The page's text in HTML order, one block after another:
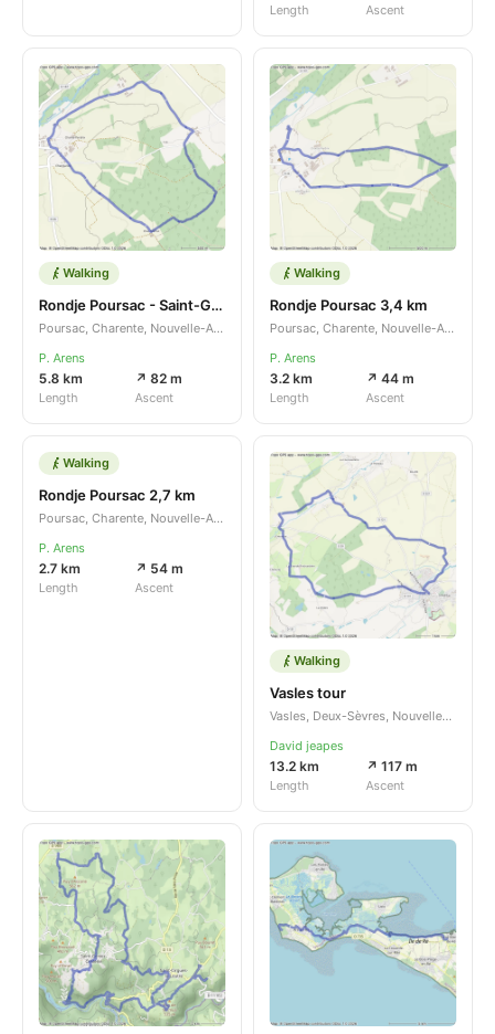
Length Ascent
Walking
Rondje Poursac - Saint-Gourson
Poursac, Charente, Nouvelle-Aquitaine, FR
P. Arens
5.8 km
Length
↗ 82 m
Ascent
Walking
Rondje Poursac 3,4 km
Poursac, Charente, Nouvelle-Aquitaine, FR
P. Arens
3.2 km
Length
↗ 44 m
Ascent
Walking
Rondje Poursac 2,7 km
Poursac, Charente, Nouvelle-Aquitaine, FR
P. Arens
2.7 km
Length
↗ 54 m
Ascent
Walking
Vasles tour
Vasles, Deux-Sèvres, Nouvelle-Aquitaine, FR
David jeapes
13.2 km
Length
↗ 117 m
Ascent